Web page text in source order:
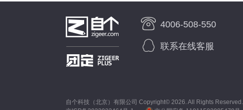
4006-508-550
联系在线客服
自个科技（北京）有限公司 Copyright© 2026. All Rights Reserved.